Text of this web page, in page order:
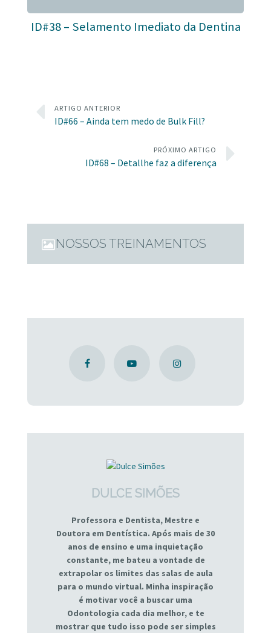
ID#38 – Selamento Imediato da Dentina
ARTIGO ANTERIOR
ID#66 – Ainda tem medo de Bulk Fill?
PRÓXIMO ARTIGO
ID#68 – Detallhe faz a diferença
NOSSOS TREINAMENTOS
DULCE SIMÕES
Professora e Dentista, Mestre e
Doutora em Dentística. Após mais de 30
anos de ensino e uma inquietação
constante, me bateu a vontade de
extrapolar os limites das salas de aula
para o mundo virtual. Minha inspiração
é motivar você a buscar uma
Odontologia cada dia melhor, e te
mostrar que tudo isso pode ser simples